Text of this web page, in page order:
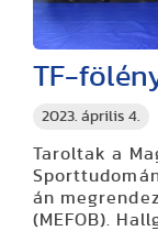
2023. április 4.
TF-
Taroltak a
án
(MEFOB).